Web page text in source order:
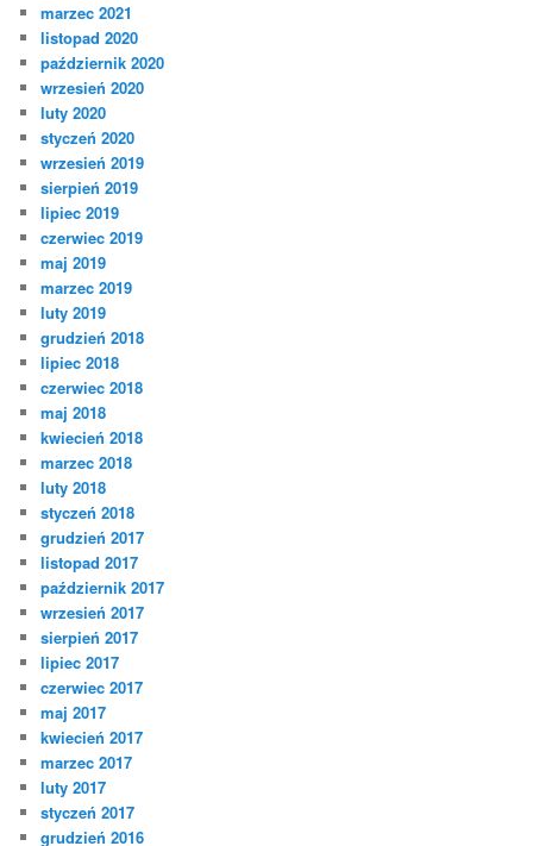
marzec 2021
listopad 2020
październik 2020
wrzesień 2020
luty 2020
styczeń 2020
wrzesień 2019
sierpień 2019
lipiec 2019
czerwiec 2019
maj 2019
marzec 2019
luty 2019
grudzień 2018
lipiec 2018
czerwiec 2018
maj 2018
kwiecień 2018
marzec 2018
luty 2018
styczeń 2018
grudzień 2017
listopad 2017
październik 2017
wrzesień 2017
sierpień 2017
lipiec 2017
czerwiec 2017
maj 2017
kwiecień 2017
marzec 2017
luty 2017
styczeń 2017
grudzień 2016